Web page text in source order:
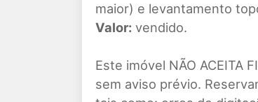
maior) e levantamento
Valor: vendido.
Este imóvel NÃO ACEITA
sem aviso prévio.